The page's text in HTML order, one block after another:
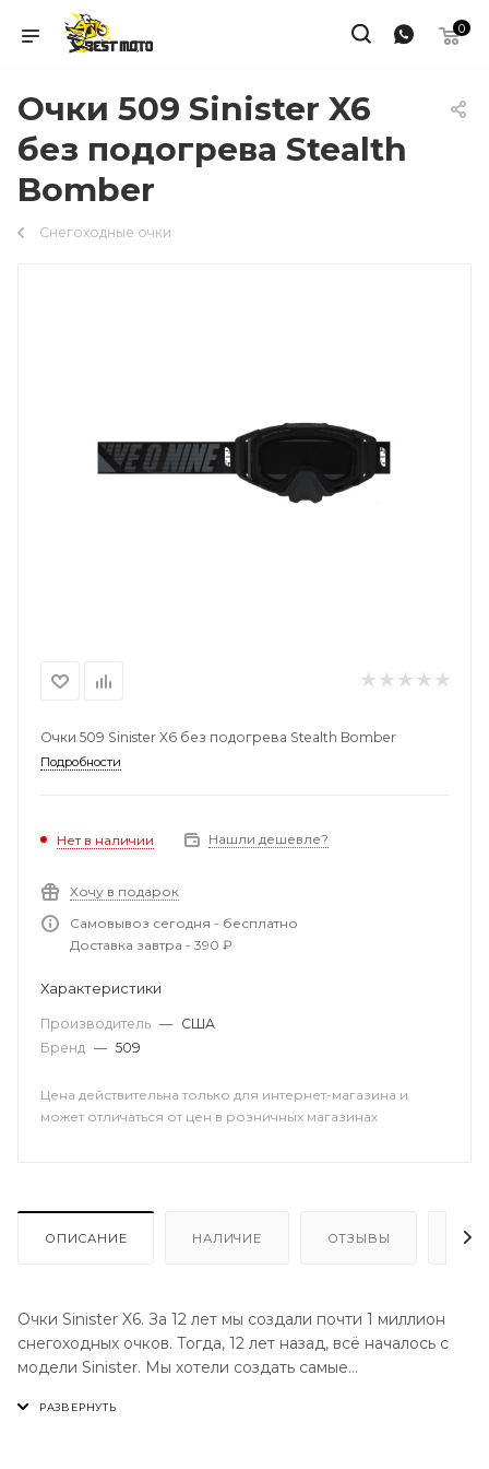
0
Очки 509 Sinister X6
без подогрева Stealth
Bomber
Снегоходные очки
Очки 509 Sinister X6 без подогрева Stealth Bomber
Подробности
Нет в наличии Нашли дешевле?
Хочу в подарок
Самовывоз сегодня - бесплатно
Доставка завтра - 390 ₽
Характеристики
Производитель — США
Бренд — 509
Цена действительна только для интернет-магазина и
может отличаться от цен в розничных магазинах
ОПИСАНИЕ НАЛИЧИЕ ОТЗЫВЫ
Очки Sinister X6. За 12 лет мы создали почти 1 миллион
снегоходных очков. Тогда, 12 лет назад, всё началось с
модели Sinister. Мы хотели создать самые
технологиям того времени. В этом году мы